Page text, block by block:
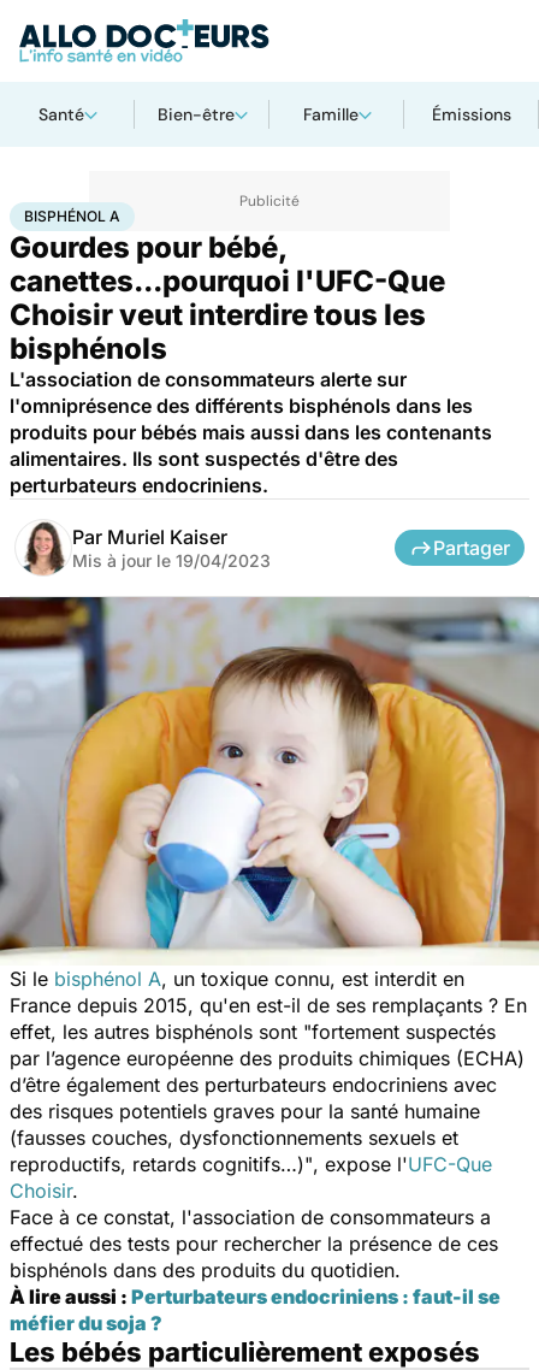
Santé Bien-être Famille Émissions
AccueilSanté Société Santé publiqueBisphénol A
BISPHÉNOL A
Gourdes pour bébé,
canettes...pourquoi l'UFC-Que
Choisir veut interdire tous les
bisphénols
L'association de consommateurs alerte sur
l'omniprésence des différents bisphénols dans les
produits pour bébés mais aussi dans les contenants
alimentaires. Ils sont suspectés d'être des
perturbateurs endocriniens.
Par Muriel Kaiser
Mis à jour le 19/04/2023
Partager
Si le bisphénol A, un toxique connu, est interdit en
France depuis 2015, qu'en est-il de ses remplaçants ? En
effet, les autres bisphénols sont "fortement suspectés
par l’agence européenne des produits chimiques (ECHA)
d’être également des perturbateurs endocriniens avec
des risques potentiels graves pour la santé humaine
(fausses couches, dysfonctionnements sexuels et
reproductifs, retards cognitifs…)", expose l'UFC-Que
Choisir.
Face à ce constat, l'association de consommateurs a
effectué des tests pour rechercher la présence de ces
bisphénols dans des produits du quotidien.
À lire aussi : Perturbateurs endocriniens : faut-il se
méfier du soja ?
Les bébés particulièrement exposés